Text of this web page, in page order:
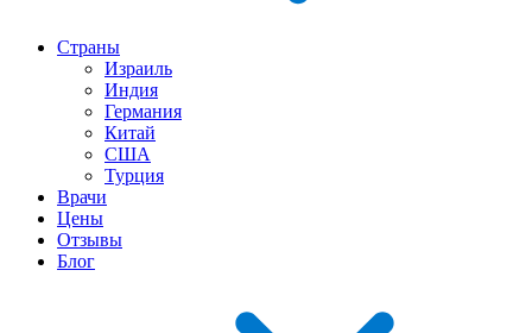
Страны
Израиль
Индия
Германия
Китай
США
Турция
Врачи
Цены
Отзывы
Блог